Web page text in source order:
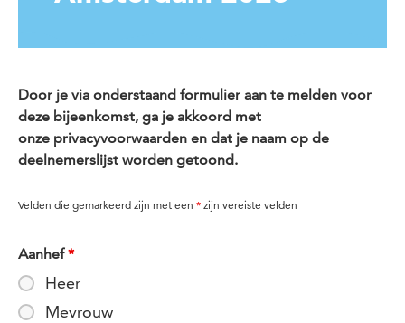
Door je via onderstaand formulier aan te melden voor
deze bijeenkomst, ga je akkoord met
onze privacyvoorwaarden en dat je naam op de
deelnemerslijst worden getoond.
Velden die gemarkeerd zijn met een * zijn vereiste velden
Aanhef*
Heer
Mevrouw